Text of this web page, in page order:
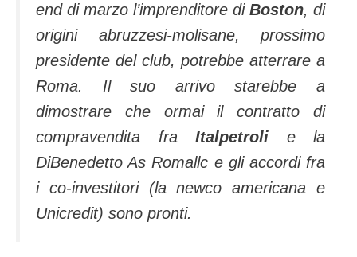
end di marzo l’imprenditore di Boston, di
origini abruzzesi-molisane, prossimo
presidente del club, potrebbe atterrare a
Roma. Il suo arrivo starebbe a
dimostrare che ormai il contratto di
compravendita fra Italpetroli e la
DiBenedetto As Romallc e gli accordi fra
i co-investitori (la newco americana e
Unicredit) sono pronti.